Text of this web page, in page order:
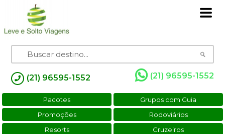
(21) 96595-1552 (21) 96595-1552
Pacotes
Grupos com Guia
Promoções
Rodoviários
Resorts
Cruzeiros